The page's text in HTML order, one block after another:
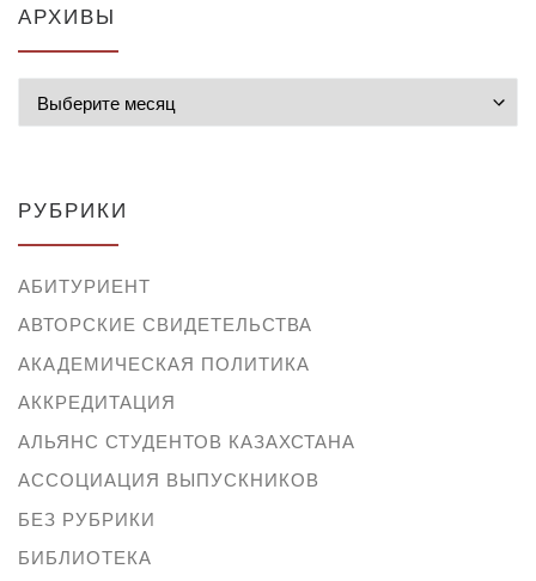
АРХИВЫ
РУБРИКИ
АБИТУРИЕНТ
АВТОРСКИЕ СВИДЕТЕЛЬСТВА
АКАДЕМИЧЕСКАЯ ПОЛИТИКА
АККРЕДИТАЦИЯ
АЛЬЯНС СТУДЕНТОВ КАЗАХСТАНА
АССОЦИАЦИЯ ВЫПУСКНИКОВ
БЕЗ РУБРИКИ
БИБЛИОТЕКА